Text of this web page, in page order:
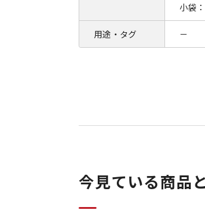
小袋
用途・タグ －
今見ている商品